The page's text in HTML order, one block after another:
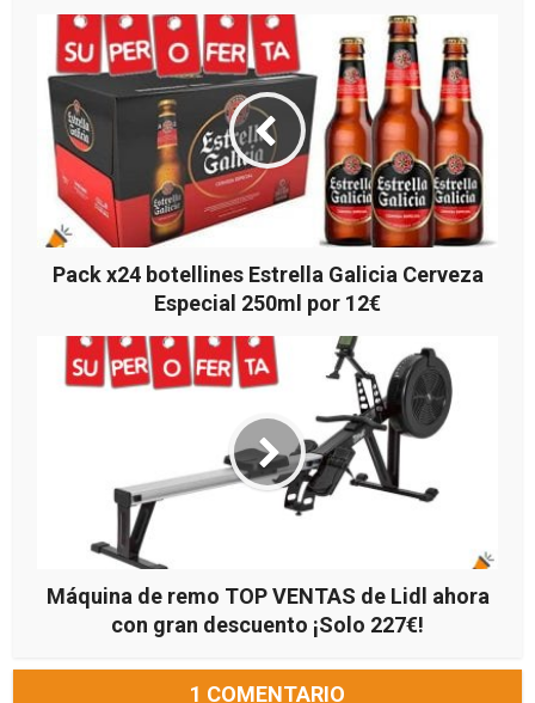
Pack x24 botellines Estrella Galicia Cerveza
Especial 250ml por 12€
Máquina de remo TOP VENTAS de Lidl ahora
con gran descuento ¡Solo 227€!
1 COMENTARIO